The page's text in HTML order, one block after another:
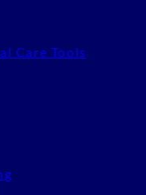
Care Tools